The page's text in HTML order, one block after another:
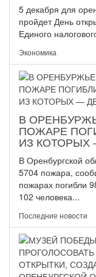
5 декабря для
пройдет День
Единого
Экономика
В
ПОЖАРЕ
ИЗ КОТОРЫХ
В Оренбургской
5704 пожара,
пожарах погибли
102 человека...
Последние новости